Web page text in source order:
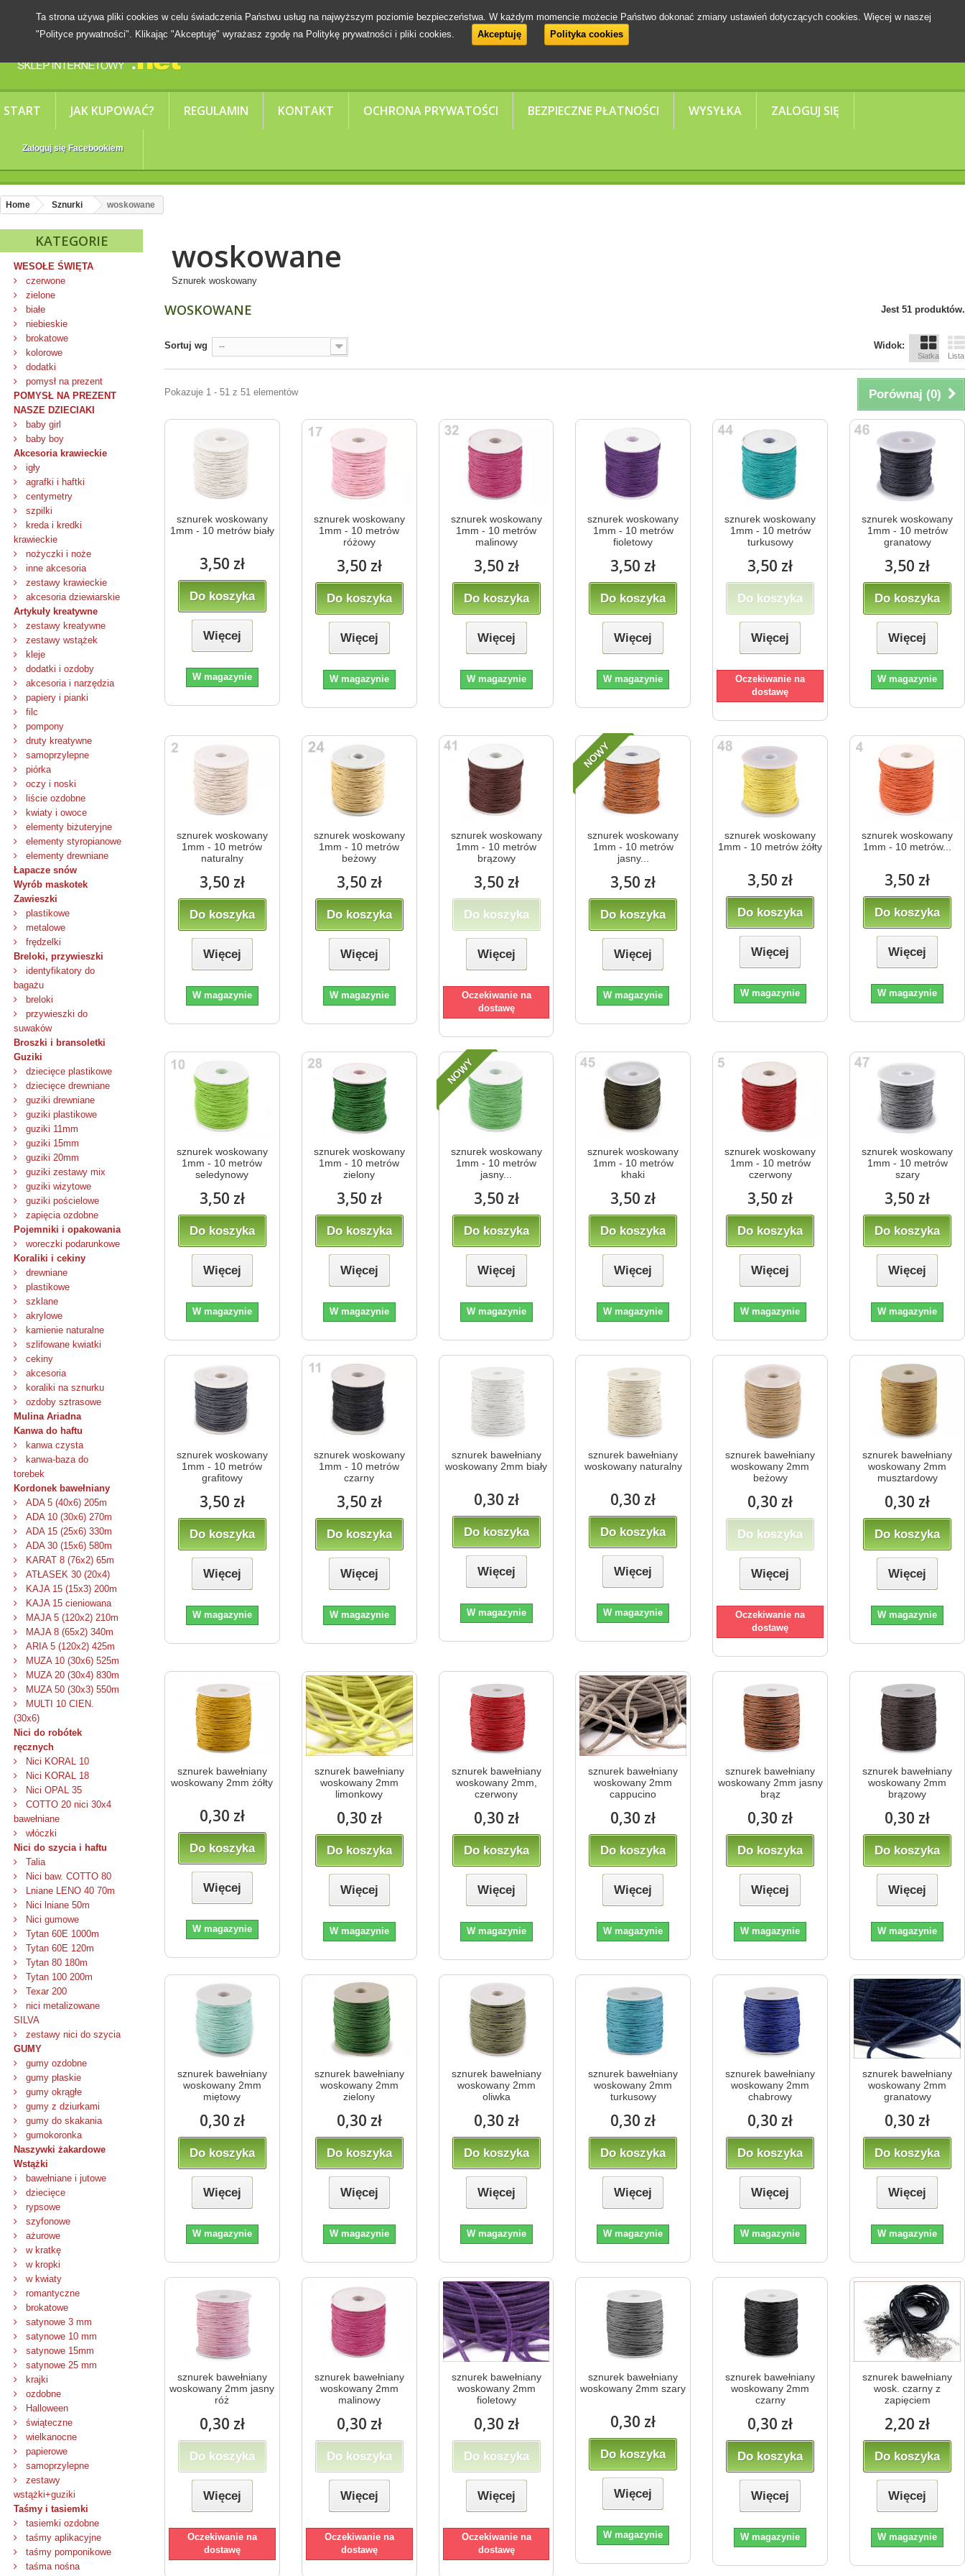
START JAK KUPOWAĆ? REGULAMIN KONTAKT OCHRONA PRYWATOŚCI BEZPIECZNE PŁATNOŚCI WYSYŁKA ZALOGUJ SIĘ
Zaloguj się Facebookiem
Ta strona używa pliki cookies w celu świadczenia Państwu usług na najwyższym poziomie bezpieczeństwa. W każdym momencie możecie Państwo dokonać zmiany ustawień dotyczących cookies. Więcej w naszej
"Polityce prywatności". Klikając "Akceptuję" wyrażasz zgodę na Politykę prywatności i pliki cookies.
Akceptuję Polityka cookies
Home Sznurki woskowane
KATEGORIE
WESOŁE ŚWIĘTA
czerwone
zielone
białe
niebieskie
brokatowe
kolorowe
dodatki
pomysł na prezent
POMYSŁ NA PREZENT
NASZE DZIECIAKI
baby girl
baby boy
Akcesoria krawieckie
igły
agrafki i haftki
centymetry
szpilki
kreda i kredki
krawieckie
nożyczki i noże
inne akcesoria
zestawy krawieckie
akcesoria dziewiarskie
Artykuły kreatywne
zestawy kreatywne
zestawy wstążek
kleje
dodatki i ozdoby
akcesoria i narzędzia
papiery i pianki
filc
pompony
druty kreatywne
samoprzylepne
piórka
oczy i noski
liście ozdobne
kwiaty i owoce
elementy biżuteryjne
elementy styropianowe
elementy drewniane
Łapacze snów
Wyrób maskotek
Zawieszki
plastikowe
metalowe
frędzelki
Breloki, przywieszki
identyfikatory do
bagażu
breloki
przywieszki do
suwaków
Broszki i bransoletki
Guziki
dziecięce plastikowe
dziecięce drewniane
guziki drewniane
guziki plastikowe
guziki 11mm
guziki 15mm
guziki 20mm
guziki zestawy mix
guziki wizytowe
guziki pościelowe
zapięcia ozdobne
Pojemniki i opakowania
woreczki podarunkowe
Koraliki i cekiny
drewniane
plastikowe
szklane
akrylowe
kamienie naturalne
szlifowane kwiatki
cekiny
akcesoria
koraliki na sznurku
ozdoby sztrasowe
Mulina Ariadna
Kanwa do haftu
kanwa czysta
kanwa-baza do
torebek
Kordonek bawełniany
ADA 5 (40x6) 205m
ADA 10 (30x6) 270m
ADA 15 (25x6) 330m
ADA 30 (15x6) 580m
KARAT 8 (76x2) 65m
ATŁASEK 30 (20x4)
KAJA 15 (15x3) 200m
KAJA 15 cieniowana
MAJA 5 (120x2) 210m
MAJA 8 (65x2) 340m
ARIA 5 (120x2) 425m
MUZA 10 (30x6) 525m
MUZA 20 (30x4) 830m
MUZA 50 (30x3) 550m
MULTI 10 CIEN.
(30x6)
Nici do robótek
ręcznych
Nici KORAL 10
Nici KORAL 18
Nici OPAL 35
COTTO 20 nici 30x4
bawełniane
włóczki
Nici do szycia i haftu
Talia
Nici baw. COTTO 80
Lniane LENO 40 70m
Nici lniane 50m
Nici gumowe
Tytan 60E 1000m
Tytan 60E 120m
Tytan 80 180m
Tytan 100 200m
Texar 200
nici metalizowane
SILVA
zestawy nici do szycia
GUMY
gumy ozdobne
gumy płaskie
gumy okrągłe
gumy z dziurkami
gumy do skakania
gumokoronka
Naszywki żakardowe
Wstążki
bawełniane i jutowe
dziecięce
rypsowe
szyfonowe
ażurowe
w kratkę
w kropki
w kwiaty
romantyczne
brokatowe
satynowe 3 mm
satynowe 10 mm
satynowe 15mm
satynowe 25 mm
krajki
ozdobne
Halloween
świąteczne
wielkanocne
papierowe
samoprzylepne
zestawy
wstążki+guziki
Taśmy i tasiemki
tasiemki ozdobne
taśmy aplikacyjne
taśmy pomponikowe
taśma nośna
woskowane
Sznurek woskowany
WOSKOWANE Jest 51 produktów.
Widok:
Siatka Lista
Sortuj wg --
Porównaj (0)
Pokazuje 1 - 51 z 51 elementów
sznurek woskowany
1mm - 10 metrów biały
3,50 zł
Do koszyka
Więcej
W magazynie
sznurek woskowany
1mm - 10 metrów
różowy
3,50 zł
Do koszyka
Więcej
W magazynie
sznurek woskowany
1mm - 10 metrów
malinowy
3,50 zł
Do koszyka
Więcej
W magazynie
sznurek woskowany
1mm - 10 metrów
fioletowy
3,50 zł
Do koszyka
Więcej
W magazynie
sznurek woskowany
1mm - 10 metrów
turkusowy
3,50 zł
Do koszyka
Więcej
Oczekiwanie na
dostawę
sznurek woskowany
1mm - 10 metrów
granatowy
3,50 zł
Do koszyka
Więcej
W magazynie
sznurek woskowany
1mm - 10 metrów
naturalny
3,50 zł
Do koszyka
Więcej
W magazynie
sznurek woskowany
1mm - 10 metrów
beżowy
3,50 zł
Do koszyka
Więcej
W magazynie
sznurek woskowany
1mm - 10 metrów
brązowy
3,50 zł
Do koszyka
Więcej
Oczekiwanie na
dostawę
NOWY
sznurek woskowany
1mm - 10 metrów
jasny...
3,50 zł
Do koszyka
Więcej
W magazynie
sznurek woskowany
1mm - 10 metrów żółty
3,50 zł
Do koszyka
Więcej
W magazynie
sznurek woskowany
1mm - 10 metrów...
3,50 zł
Do koszyka
Więcej
W magazynie
sznurek woskowany
1mm - 10 metrów
seledynowy
3,50 zł
Do koszyka
Więcej
W magazynie
sznurek woskowany
1mm - 10 metrów
zielony
3,50 zł
Do koszyka
Więcej
W magazynie
NOWY
sznurek woskowany
1mm - 10 metrów
jasny...
3,50 zł
Do koszyka
Więcej
W magazynie
sznurek woskowany
1mm - 10 metrów
khaki
3,50 zł
Do koszyka
Więcej
W magazynie
sznurek woskowany
1mm - 10 metrów
czerwony
3,50 zł
Do koszyka
Więcej
W magazynie
sznurek woskowany
1mm - 10 metrów
szary
3,50 zł
Do koszyka
Więcej
W magazynie
sznurek woskowany
1mm - 10 metrów
grafitowy
3,50 zł
Do koszyka
Więcej
W magazynie
sznurek woskowany
1mm - 10 metrów
czarny
3,50 zł
Do koszyka
Więcej
W magazynie
sznurek bawełniany
woskowany 2mm biały
0,30 zł
Do koszyka
Więcej
W magazynie
sznurek bawełniany
woskowany naturalny
0,30 zł
Do koszyka
Więcej
W magazynie
sznurek bawełniany
woskowany 2mm
beżowy
0,30 zł
Do koszyka
Więcej
Oczekiwanie na
dostawę
sznurek bawełniany
woskowany 2mm
musztardowy
0,30 zł
Do koszyka
Więcej
W magazynie
sznurek bawełniany
woskowany 2mm żółty
0,30 zł
Do koszyka
Więcej
W magazynie
sznurek bawełniany
woskowany 2mm
limonkowy
0,30 zł
Do koszyka
Więcej
W magazynie
sznurek bawełniany
woskowany 2mm,
czerwony
0,30 zł
Do koszyka
Więcej
W magazynie
sznurek bawełniany
woskowany 2mm
cappucino
0,30 zł
Do koszyka
Więcej
W magazynie
sznurek bawełniany
woskowany 2mm jasny
brąz
0,30 zł
Do koszyka
Więcej
W magazynie
sznurek bawełniany
woskowany 2mm
brązowy
0,30 zł
Do koszyka
Więcej
W magazynie
sznurek bawełniany
woskowany 2mm
miętowy
0,30 zł
Do koszyka
Więcej
W magazynie
sznurek bawełniany
woskowany 2mm
zielony
0,30 zł
Do koszyka
Więcej
W magazynie
sznurek bawełniany
woskowany 2mm
oliwka
0,30 zł
Do koszyka
Więcej
W magazynie
sznurek bawełniany
woskowany 2mm
turkusowy
0,30 zł
Do koszyka
Więcej
W magazynie
sznurek bawełniany
woskowany 2mm
chabrowy
0,30 zł
Do koszyka
Więcej
W magazynie
sznurek bawełniany
woskowany 2mm
granatowy
0,30 zł
Do koszyka
Więcej
W magazynie
sznurek bawełniany
woskowany 2mm jasny
róż
0,30 zł
Do koszyka
Więcej
Oczekiwanie na
dostawę
sznurek bawełniany
woskowany 2mm
malinowy
0,30 zł
Do koszyka
Więcej
Oczekiwanie na
dostawę
sznurek bawełniany
woskowany 2mm
fioletowy
0,30 zł
Do koszyka
Więcej
Oczekiwanie na
dostawę
sznurek bawełniany
woskowany 2mm szary
0,30 zł
Do koszyka
Więcej
W magazynie
sznurek bawełniany
woskowany 2mm
czarny
0,30 zł
Do koszyka
Więcej
W magazynie
sznurek bawełniany
wosk. czarny z
zapięciem
2,20 zł
Do koszyka
Więcej
W magazynie